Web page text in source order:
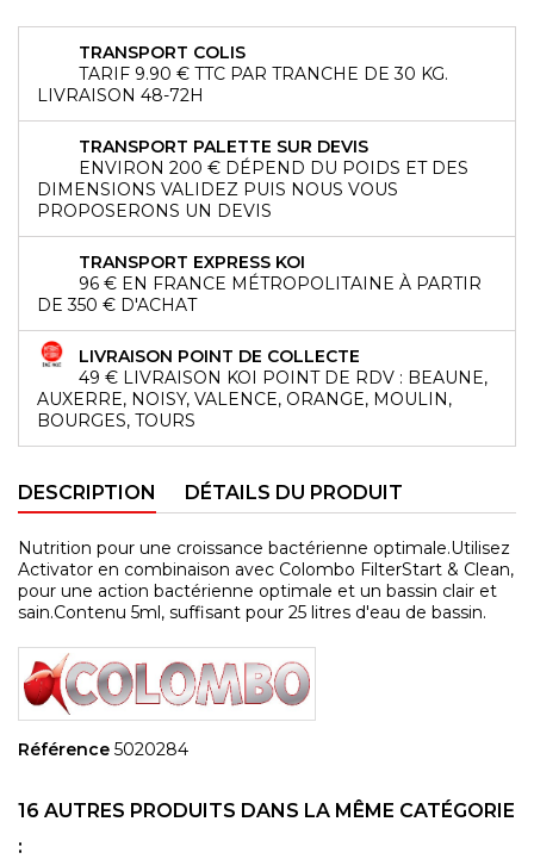
TRANSPORT COLIS
TARIF 9.90 € TTC PAR TRANCHE DE 30 KG.
LIVRAISON 48-72H
TRANSPORT PALETTE SUR DEVIS
ENVIRON 200 € DÉPEND DU POIDS ET DES
DIMENSIONS VALIDEZ PUIS NOUS VOUS
PROPOSERONS UN DEVIS
TRANSPORT EXPRESS KOI
96 € EN FRANCE MÉTROPOLITAINE À PARTIR
DE 350 € D'ACHAT
LIVRAISON POINT DE COLLECTE
49 € LIVRAISON KOI POINT DE RDV : BEAUNE,
AUXERRE, NOISY, VALENCE, ORANGE, MOULIN,
BOURGES, TOURS
DESCRIPTION DÉTAILS DU PRODUIT
Nutrition pour une croissance bactérienne optimale.Utilisez
Activator en combinaison avec Colombo FilterStart & Clean,
pour une action bactérienne optimale et un bassin clair et
sain.Contenu 5ml, suffisant pour 25 litres d'eau de bassin.
Référence 5020284
16 AUTRES PRODUITS DANS LA MÊME CATÉGORIE
: